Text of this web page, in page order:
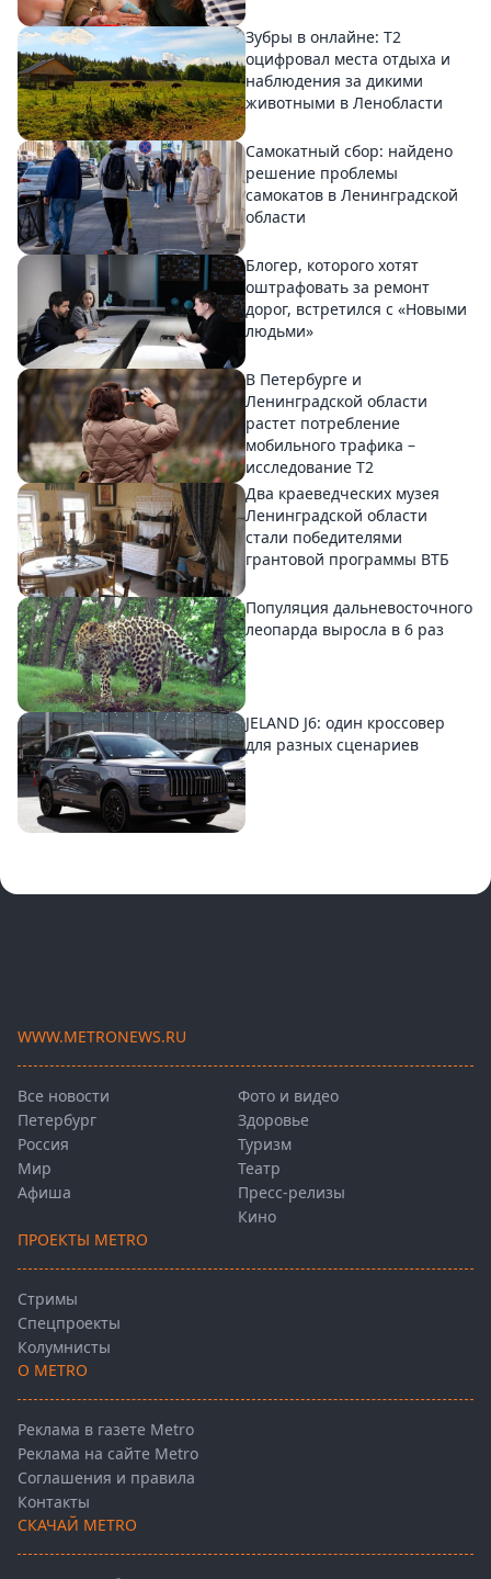
Зубры в онлайне: Т2
оцифровал места отдыха и
наблюдения за дикими
животными в Ленобласти
Самокатный сбор: найдено
решение проблемы
самокатов в Ленинградской
области
Блогер, которого хотят
оштрафовать за ремонт
дорог, встретился с «Новыми
людьми»
В Петербурге и
Ленинградской области
растет потребление
мобильного трафика –
исследование T2
Два краеведческих музея
Ленинградской области
стали победителями
грантовой программы ВТБ
Популяция дальневосточного
леопарда выросла в 6 раз
JELAND J6: один кроссовер
для разных сценариев
WWW.METRONEWS.RU
Все новости
Петербург
Россия
Мир
Афиша
Фото и видео
Здоровье
Туризм
Театр
Пресс-релизы
Кино
ПРОЕКТЫ METRO
Стримы
Спецпроекты
Колумнисты
О METRO
Реклама в газете Metro
Реклама на сайте Metro
Соглашения и правила
Контакты
СКАЧАЙ METRO